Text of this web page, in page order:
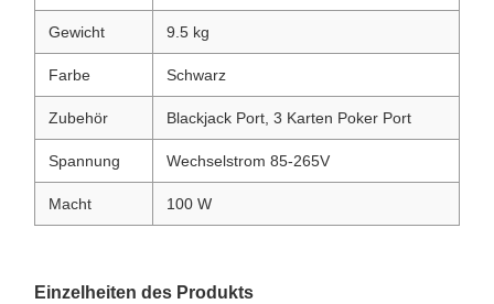
Gewicht 9.5 kg
Farbe Schwarz
Zubehör Blackjack Port, 3 Karten Poker Port
Spannung Wechselstrom 85-265V
Macht 100 W
Einzelheiten des Produkts